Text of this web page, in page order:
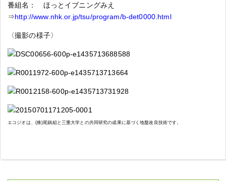
番組名： ほっとイブニングみえ
⇒http://www.nhk.or.jp/tsu/program/b-det0000.html
〈撮影の様子〉
エコジオは、(株)尾鍋組と三重大学との共同研究の成果に基づく地盤改良技術です。